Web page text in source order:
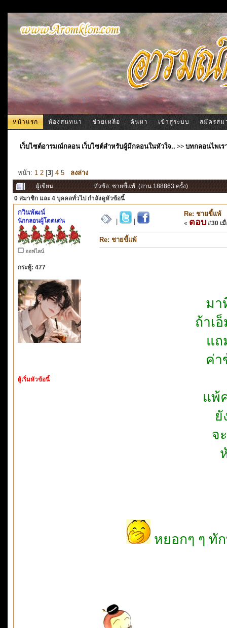
หน้าแรก ห้องสนทนา ช่วยเหลือ ค้นหา เข้าสู่ระบบ สมัครสม
เว็บไซต์อารมณ์กลอน เว็บไซต์สำหรับผู้มีกลอนในหัวใจ.. >>บทกลอนไพเร
หน้า: 1 2 [3] 4 5 ลงล่าง
ผู้เขียน
หัวข้อ: ชายขี้แพ้ (อ่าน 188863 ครั้ง)
0 สมาชิก และ 4 บุคคลทั่วไป กำลังดูหัวข้อนี้
กวินพัฒน์
นักกลอนผู้โดดเด่น
ออฟไลน์
กระทู้: 477
ผู้เริ่มหัวข้อนี้
Re: ชายขี้แพ้
« ตอบ #30 เ
Re: ชายขี้แพ้
มา
ถ้าเ
แถ
ค่า
แพ้
ยั
จ
หยอกๆ ๆ ทั